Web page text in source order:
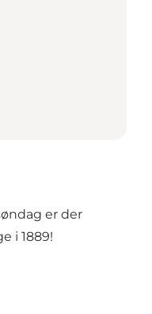
er der
i 1889!